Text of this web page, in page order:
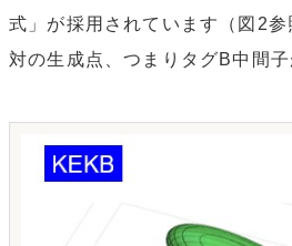
式」が採用されています（図2
対の生成点、つまりタグB中間